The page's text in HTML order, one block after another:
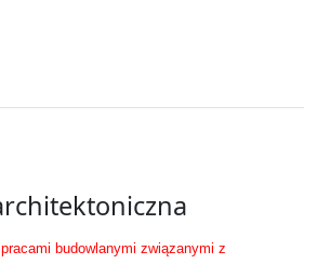
budowlanymi związanymi z